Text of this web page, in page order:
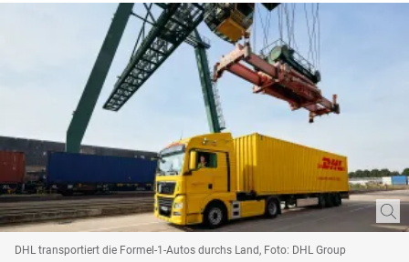
DHL transportiert die Formel-1-Autos durchs Land, Foto: DHL Group